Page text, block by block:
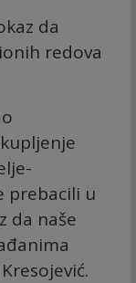
da
redova
prebacili u
da naše